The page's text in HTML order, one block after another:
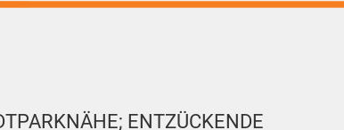
ENTZÜCKENDE